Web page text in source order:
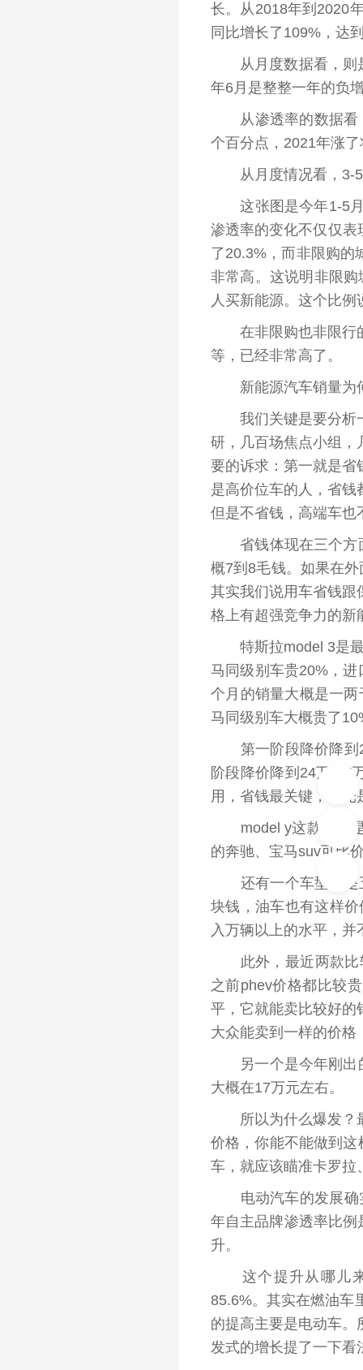
长。从2018年到2020
同比增长了109%，达
从月度数据看， 则
年6月是整整一年的负
从渗透率的数据看，
个百分点，2021年涨
从月度情况看，3-
这张图 是今年1-5
渗透率的变化不仅仅表
了20.3%，而非限购的
非常高。 这说明非限购
人买新能源。这个比例
在非限购也非限行的
等，已经非常高了。
新能源汽车销量为
我们关键是要分析一
研，几百场焦点小组，
要的诉求 ：第一就是
是高价位车的人，省钱
但是不省钱，高端车也
省钱体现在三个方
概7到8毛钱。如果在
其实我们说用车省钱跟
格上有超强竞争力的新
特斯拉model 3是最
马同级别车贵20%，进
个月 的销量大概是一两
马同级别车大概贵了
第一阶段降价降到
阶段降价降到24万
25
用，省钱最关键，不
model y这款车也是
的奔驰、宝马suv可比
还有一个车型就是五
块钱，油车也有这样
入万辆以上的水平，
此外，最近两款比较
之前phev价格都比较
平，它就能卖比较好的
大众能卖到一样的价
另一个是今年刚出的
大概在17万元左右。
所以为什么爆发？
价格，你能不能做到
车，就应该瞄准卡罗拉
电动汽车的发展确实
年自主品牌渗透率比例
升。
这个提升从哪儿来
85.6%。其实在燃油车
的提高主要是电动车
发式的增长提了一下看